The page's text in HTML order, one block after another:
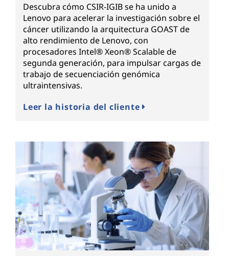
Descubra cómo CSIR-IGIB se ha unido a
Lenovo para acelerar la investigación sobre el
cáncer utilizando la arquitectura GOAST de
alto rendimiento de Lenovo, con
procesadores Intel® Xeon® Scalable de
segunda generación, para impulsar cargas de
trabajo de secuenciación genómica
ultraintensivas.
Leer la historia del cliente